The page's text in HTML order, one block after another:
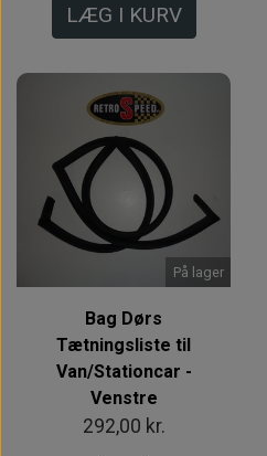
LÆG I KURV
På lager
Bag Dørs
Tætningsliste til
Van/Stationcar -
Venstre
292,00 kr.